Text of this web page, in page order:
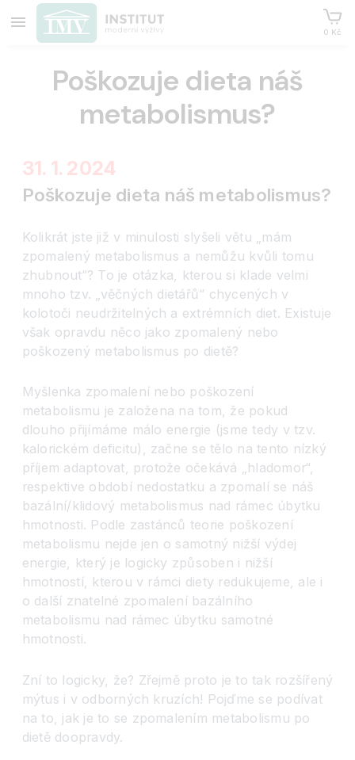
0 Kč
Poškozuje dieta náš
metabolismus?
31. 1. 2024
Poškozuje dieta náš metabolismus?
Kolikrát jste již v minulosti slyšeli větu „mám
zpomalený metabolismus a nemůžu kvůli tomu
zhubnout“? To je otázka, kterou si klade velmi
mnoho tzv. „věčných dietářů“ chycených v
kolotoči neudržitelných a extrémních diet. Existuje
však opravdu něco jako zpomalený nebo
poškozený metabolismus po dietě?
Myšlenka zpomalení nebo poškození
metabolismu je založena na tom, že pokud
dlouho přijímáme málo energie (jsme tedy v tzv.
kalorickém deficitu), začne se tělo na tento nízký
příjem adaptovat, protože očekává „hladomor“,
respektive období nedostatku a zpomalí se náš
bazální/klidový metabolismus nad rámec úbytku
hmotnosti. Podle zastánců teorie poškození
metabolismu nejde jen o samotný nižší výdej
energie, který je logicky způsoben i nižší
hmotností, kterou v rámci diety redukujeme, ale i
o další znatelné zpomalení bazálního
metabolismu nad rámec úbytku samotné
hmotnosti.
Zní to logicky, že? Zřejmě proto je to tak rozšířený
mýtus i v odborných kruzích! Pojďme se podívat
na to, jak je to se zpomalením metabolismu po
dietě doopravdy.